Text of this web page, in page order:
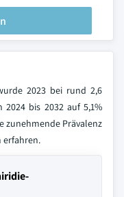
2023 bei rund 2,6
bis 2032 auf 5,1%
zunehmende Prävalenz
erfahren.